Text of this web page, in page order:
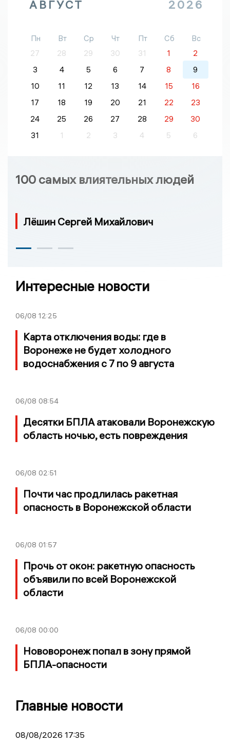
АВГУСТ 2026
Пн Вт Ср Чт Пт Сб
Вс
27
28 29 30 31 1
2
3
4 5 6 7 8
9
10
11 12 13 14 15
16
17
18 19 20 21 22
23
24
25 26 27 28 29
30
31
1 2 3 4 5 6
100 самых влиятельных людей
Лёшин Сергей Михайлович
Интересные новости
06/08 12:25
Карта отключения воды: где в
Воронеже не будет холодного
водоснабжения с 7 по 9 августа
06/08 08:54
Десятки БПЛА атаковали Воронежскую
область ночью, есть повреждения
06/08 02:51
Почти час продлилась ракетная
опасность в Воронежской области
06/08 01:57
Прочь от окон: ракетную опасность
объявили по всей Воронежской
области
06/08 00:00
Нововоронеж попал в зону прямой
БПЛА-опасности
Главные новости
08/08/2026 17:35